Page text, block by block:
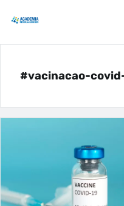
#vacinacao-